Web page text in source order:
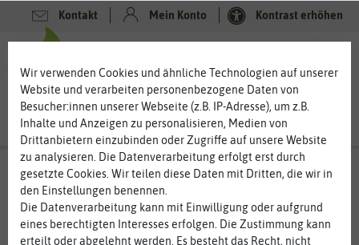
Kontakt Mein Konto Kontrast erhöhen
Wir verwenden Cookies und ähnliche Technologien auf unserer
Website und verarbeiten personenbezogene Daten von
Besucher:innen unserer Webseite (z.B. IP-Adresse), um z.B.
Inhalte und Anzeigen zu personalisieren, Medien von
Drittanbietern einzubinden oder Zugriffe auf unsere Website
zu analysieren. Die Datenverarbeitung erfolgt erst durch
gesetzte Cookies. Wir teilen diese Daten mit Dritten, die wir in
den Einstellungen benennen.
Die Datenverarbeitung kann mit Einwilligung oder aufgrund
eines berechtigten Interesses erfolgen. Die Zustimmung kann
erteilt oder abgelehnt werden. Es besteht das Recht, nicht